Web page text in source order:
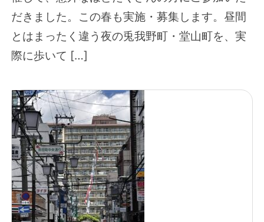
だきました。この春も実施・募集します。昼間
とはまったく違う夜の兎我野町・堂山町を、実
際に歩いて […]